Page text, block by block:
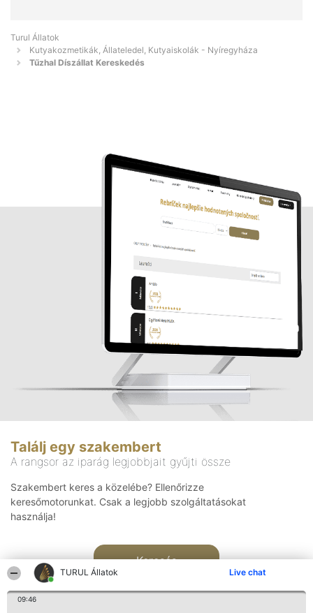
TURUL Állatok Live chat
09:46
Turul Állatok
Kutyakozmetikák, Állateledel, Kutyaiskolák - Nyíregyháza
Tűzhal Díszállat Kereskedés
Találj egy szakembert
A rangsor az iparág legjobbjait gyűjti össze
Szakembert keres a közelébe? Ellenőrizze
keresőmotorunkat. Csak a legjobb szolgáltatásokat
használja!
Keresés